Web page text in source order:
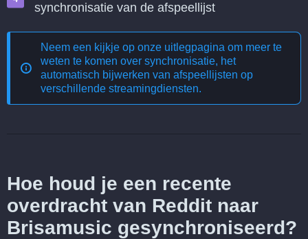
synchronisatie van de afspeellijst
Neem een kijkje op onze uitlegpagina om meer te
weten te komen over synchronisatie, het
automatisch bijwerken van afspeellijsten op
verschillende streamingdiensten.
Hoe houd je een recente
overdracht van Reddit naar
Brisamusic gesynchroniseerd?